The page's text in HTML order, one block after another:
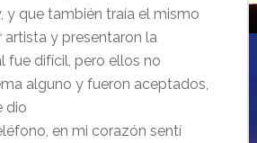
y que también traía el mismo
artista y presentaron la
fue difícil, pero ellos no
alguno y fueron aceptados,
dio
en mi corazón sentí